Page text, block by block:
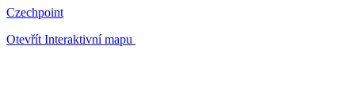
Czechpoint
Otevřít Interaktivní mapu